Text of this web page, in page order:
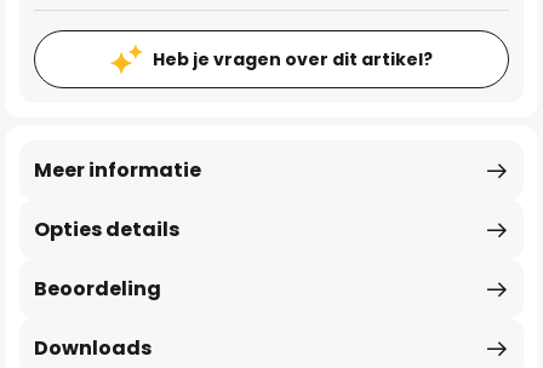
Heb je vragen over dit artikel?
Opties details
Meer informatie
Beoordeling
Downloads